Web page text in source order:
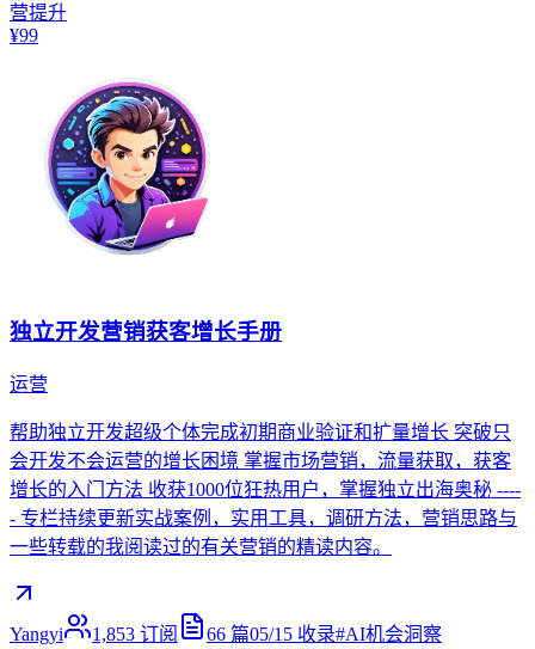
营提升
¥99
独立开发营销获客增长手册
运营
帮助独立开发超级个体完成初期商业验证和扩量增长 突破只
会开发不会运营的增长困境 掌握市场营销，流量获取，获客
增长的入门方法 收获1000位狂热用户，掌握独立出海奥秘 ----
- 专栏持续更新实战案例，实用工具，调研方法，营销思路与
一些转载的我阅读过的有关营销的精读内容。
Yangyi 1,853 订阅 66 篇05/15 收录#AI机会洞察